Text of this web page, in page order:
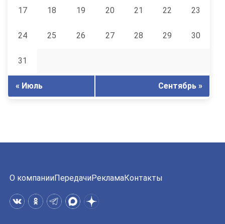
17 18 19 20 21 22 23
24 25 26 27 28 29 30
31
« Июль Сентябрь »
О компанииПередачиРекламаКонтакты